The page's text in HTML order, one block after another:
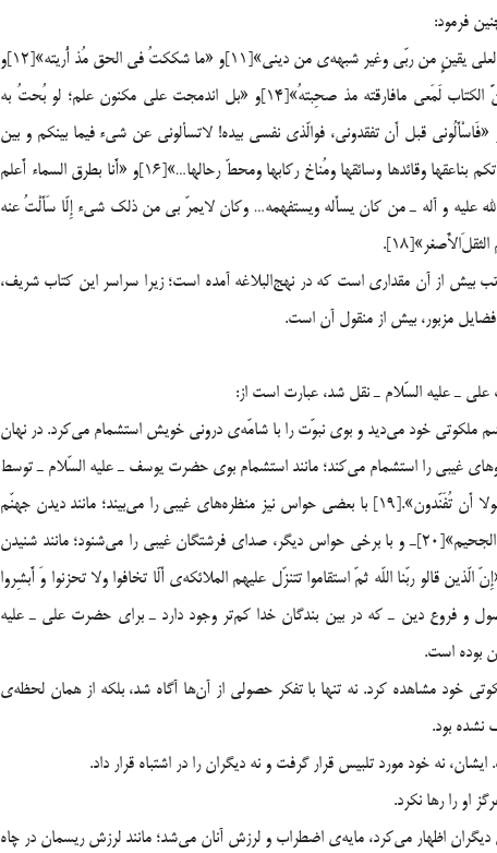
«أَرَي‎نور الوحى والرساله‌ي وأَشمّ ريح النبوّه‌ي»[10]و «إِنّى لعلي يقينٍ من ربّى وغير شبهه‌ي من دينى»[11]و «ما شككتُ في الحق مُذ أُريته»[12]و
«وإِنّ معي لبصيرتى، ما لبّستُ ولا لُبِّسَ علىّ»[13]و «إِنَّ الكتاب لَمَعى مافارقته مذ صحِبتهُ»[14]و «بل اندمجت علي مكنون علم؛ لو بُحتُ به
اضطراب الأَرشيّه‌ي فى الطَوِىّ البعيده‌ي»[15]و «فَاسْأَلُونى قبل أَن تفقدونى، فوالّذى نفسى بيده! لاتسألونى عن شىء فيما بينكم و بين
الساعه‌ي ولا عن فئه‌ي تهدى مائه‌ي وتُضِلُّ مِأئَه‌ي إِلّا أَنبَأتكم بناعقها وقائدها وسائقها ومُناخ ركابها ومحطّ رحالها…»[16]و «أََنا بطرق السماء أََعلم
و آله ـ من كان يسأَله ويستفهمه… وكان لايمرّ بى من ذلك شىء إِلّا سَأَلْتُ عنه
مناقب علمي و عملي حضرت علي ـ عليه السّلام ـ به مراتب بيش از آن مقداري است كه در نهج‎البلاغه آمده است؛ زيرا سراسر اين كتاب شريف،
1. حضرت علي ـ عليه السّلام ـ نور وحي و رسالت را با چشم ملكوتي خود مي‎ديد و بوي نبوّت را با شامّه‌ي دروني خويش استشمام مي‎كرد. در نهان
انسان صالح، حواس ديگري وجود دارد كه با برخي از آن‎ها بوهاي غيبي را استشمام مي‎كند؛ مانند استشمام بوي حضرت يوسف ـ عليه السّلام ـ توسط
حضرت يعقوب ـ عليه السلام ـ : «إِنّي لأجد ريح يوسف لولا أَن تُفَنّدون».[19] با بعضي حواس نيز منظره‎هاي غيبي را مي‎بيند؛ مانند ديدن جهنّم
توسط صاحبان يقين: «كلّا لو تعلمون علم اليقين × لتروُنّ الجحيم»[20]ـ و با برخي حواس ديگر، صداي فرشتگان غيبي را مي‎شنود؛ مانند شنيدن
قالو ربّنا اللّه ثمّ استقاموا تتنزّل عليهم الملائكه‌ي أَلّا تخافوا ولا تحزنوا وَ أََبشِروا
بالجنّه‌ي الّتي كنتم توعدون».[21] 2. يقين به حقانيّت اصول و فروع دين ـ كه در بين بندگان خدا كم‎تر وجود دارد ـ براي حضرت علي ـ عليه
3. آن حضرت ـ عليه السّلام ـ معارف الهي را با چشم ملكوتي خود مشاهده كرد. نه تنها با تفكر حصولي از آن‎ها آگاه شد، بلكه از همان لحظه‌ي
6. اگر علمي را كه آن حضرت ـ عليه السّلام ـ داشت براي ديگران اظهار مي‎كرد، مايه‌ي اضطراب و لرزش آنان مي‎شد؛ مانند لرزش ريسمان در چاه